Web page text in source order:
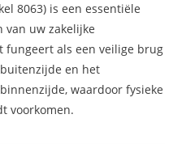
8063) is een essentiële
van uw zakelijke
fungeert als een veilige brug
en het
waardoor fysieke
voorkomen.